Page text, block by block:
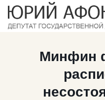
Минфин